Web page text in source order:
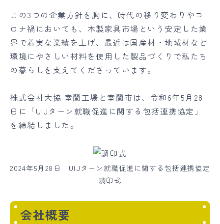
この3つの企業方針を胸に、時代の移り変わりやコ
ロナ禍においても、木製家具市場という安定した業
界で着実な業績を上げ、最近は国産材・地域材など
環境にやさしい材料を使用した製品づくりで私たち
の暮らしを支えてくださっています。
株式会社大協 室蘭工場と室蘭市は、令和6年5月28
日に「UIJターン就職促進に関する包括連携協定」
を締結しました。
2024年5月28日 UIJターン就職促進に関する包括連携協定
調印式
会社概要